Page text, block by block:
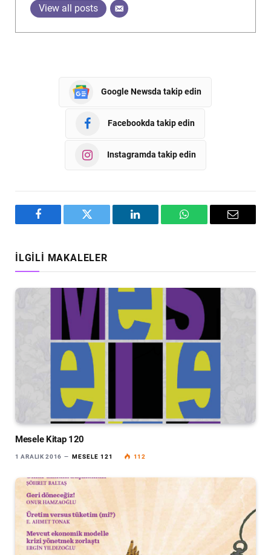
View all posts
Google Newsda takip edin
Facebookda takip edin
Instagramda takip edin
Facebook Twitter LinkedIn WhatsAppEmail
İLGILI MAKALELER
Mesele Kitap 120
1 ARALIK 2016 MESELE 121 112